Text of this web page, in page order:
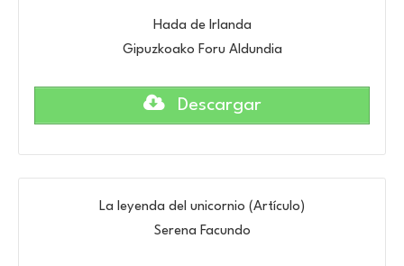
Hada de Irlanda
Gipuzkoako Foru Aldundia
Descargar
La leyenda del unicornio (Artículo)
Serena Facundo